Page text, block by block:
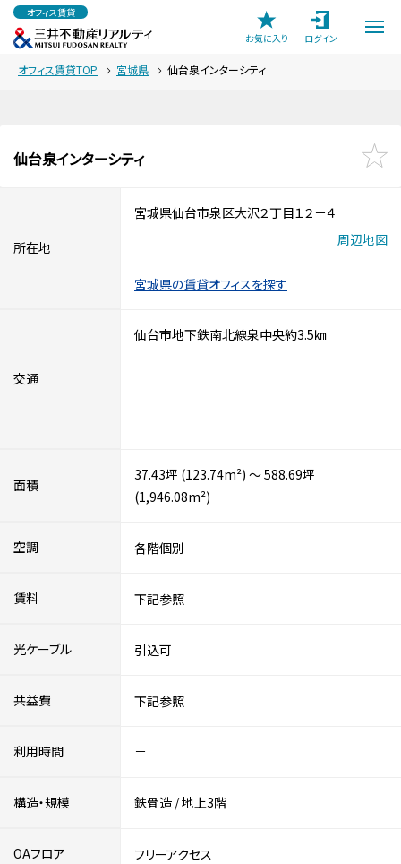
オフィス賃貸
お気に入り
ログイン
オフィス賃貸TOP 宮城県 仙台泉インターシティ
仙台泉インターシティ
所在地
宮城県仙台市泉区大沢２丁目１２－４
周辺地図
宮城県の賃貸オフィスを探す
交通
仙台市地下鉄南北線泉中央約3.5㎞
面積
37.43坪 (123.74m²) ～ 588.69坪
(1,946.08m²)
空調 各階個別
賃料 下記参照
光ケーブル 引込可
共益費 下記参照
利用時間 －
構造・規模 鉄骨造 /地上3階
OAフロア フリーアクセス